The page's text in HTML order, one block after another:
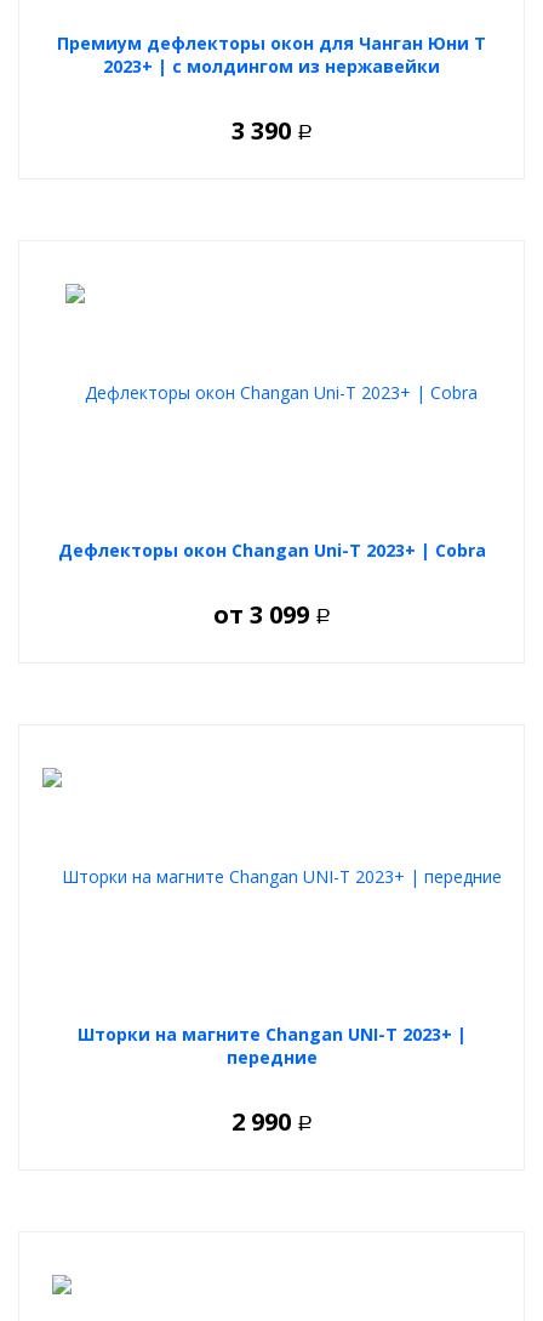
Премиум дефлекторы окон для Чанган Юни Т
2023+ | с молдингом из нержавейки
3 390 Р
Дефлекторы окон Changan Uni-T 2023+ | Cobra
от 3 099 Р
Шторки на магните Changan UNI-T 2023+ |
передние
2 990 Р